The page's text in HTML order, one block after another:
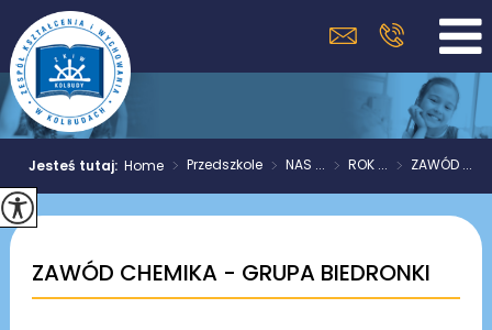
Jesteś tutaj:Home > Przedszkole > NAS ... > ROK ... > ZAWÓD ...
ZAWÓD CHEMIKA - GRUPA BIEDRONKI